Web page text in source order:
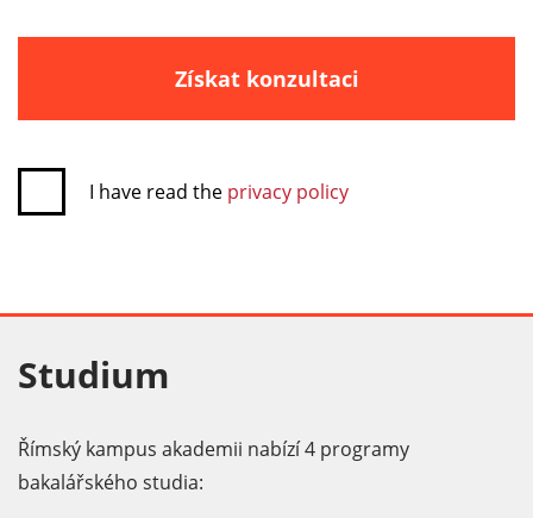
Získat konzultaci
I have read the privacy policy
Studium
Římský kampus akademii nabízí 4 programy
bakalářského studia: